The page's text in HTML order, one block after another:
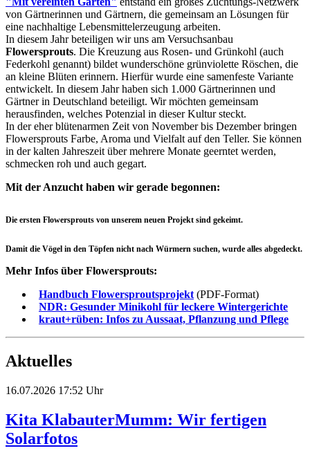
von Gärtnerinnen und Gärtnern, die gemeinsam an Lösungen für
eine nachhaltige Lebensmittelerzeugung arbeiten.
In diesem Jahr beteiligen wir uns am Versuchsanbau
Flowersprouts. Die Kreuzung aus Rosen- und Grünkohl (auch
Federkohl genannt) bildet wunderschöne grünviolette Röschen, die
an kleine Blüten erinnern. Hierfür wurde eine samenfeste Variante
entwickelt. In diesem Jahr haben sich 1.000 Gärtnerinnen und
Gärtner in Deutschland beteiligt. Wir möchten gemeinsam
herausfinden, welches Potenzial in dieser Kultur steckt.
In der eher blütenarmen Zeit von November bis Dezember bringen
Flowersprouts Farbe, Aroma und Vielfalt auf den Teller. Sie können
in der kalten Jahreszeit über mehrere Monate geerntet werden,
schmecken roh und auch gegart.
Mit der Anzucht haben wir gerade begonnen:
Die ersten Flowersprouts von unserem neuen Projekt sind gekeimt.
Damit die Vögel in den Töpfen nicht nach Würmern suchen, wurde alles abgedeckt.
Mehr Infos über Flowersprouts:
Handbuch Flowersproutsprojekt(PDF-Format)
NDR: Gesunder Minikohl für leckere Wintergerichte
kraut+rüben: Infos zu Aussaat, Pflanzung und Pflege
Aktuelles
16.07.2026 17:52 Uhr
Kita KlabauterMumm: Wir fertigen
Solarfotos